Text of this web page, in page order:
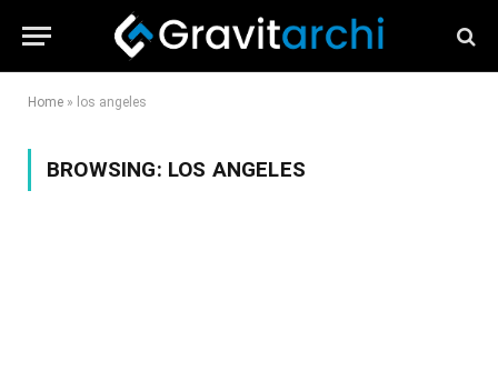
Home » los angeles
BROWSING: LOS ANGELES